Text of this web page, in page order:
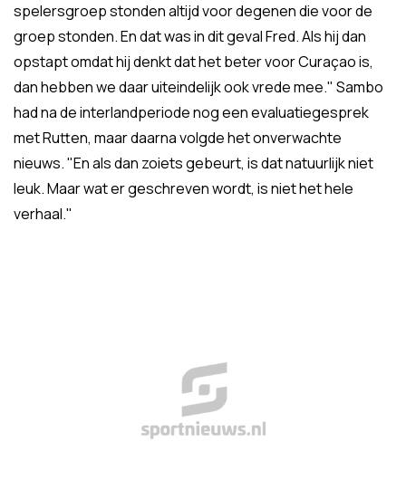
spelersgroep stonden altijd voor degenen die voor de
groep stonden. En dat was in dit geval Fred. Als hij dan
opstapt omdat hij denkt dat het beter voor Curaçao is,
dan hebben we daar uiteindelijk ook vrede mee." Sambo
had na de interlandperiode nog een evaluatiegesprek
met Rutten, maar daarna volgde het onverwachte
nieuws. "En als dan zoiets gebeurt, is dat natuurlijk niet
leuk. Maar wat er geschreven wordt, is niet het hele
verhaal."